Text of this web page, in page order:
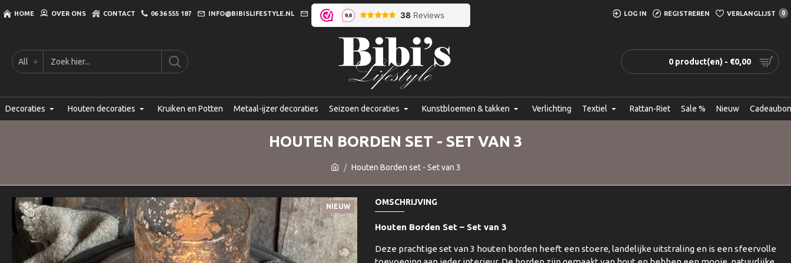
HOME OVER ONS CONTACT 06 36 555 187 INFO@BIBISLIFESTYLE.NL LOG IN REGISTREREN VERLANGLIJST 0
All 0 product(en) - €0,00
Decoraties Houten decoraties Kruiken en Potten Metaal-ijzer decoraties Seizoen decoraties Kunstbloemen & takken Verlichting Textiel Rattan-Riet Sale % Nieuw Cadeaubon
Houten Borden set - Set van 3
HOUTEN BORDEN SET - SET VAN 3
NIEUW OMSCHRIJVING
Houten Borden Set – Set van 3
Deze prachtige set van 3 houten borden heeft een stoere, landelijke uitstraling en is een sfeervolle